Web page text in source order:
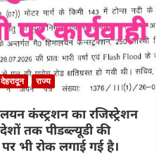
देहरादून राज्य
कंस्ट्रशन का रजिस्ट्रेशन
तक पीडब्ल्यूडी की
पर भी रोक लगाई गई है।